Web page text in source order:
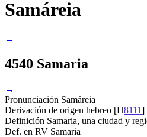
Samáreia
←
4540 Samaria
→
Pronunciación Samáreia
Derivación de origen hebreo [H8111]
Definición Samaria, una ciudad y
Def. en RV Samaria